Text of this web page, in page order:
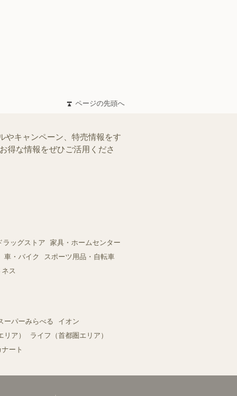
ページの先頭へ
やキャンペーン、特売情報をす
得な情報をぜひご活用くださ
ラッグストア
家具・ホームセンター
車・バイク
スポーツ用品・自転車
ス
ーパーみらべる
イオン
ア）
ライフ（首都圏エリア）
ート